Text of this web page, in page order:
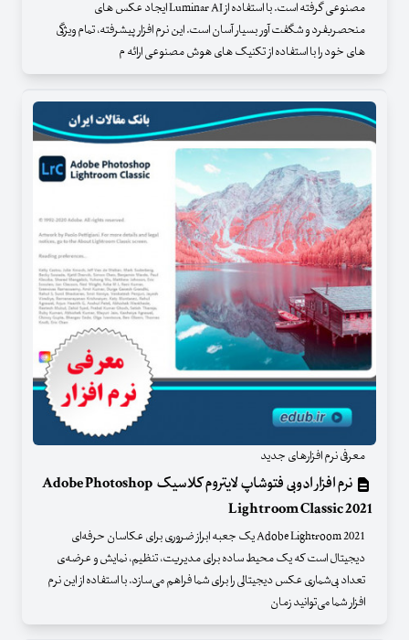
مصنوعی گرفته است. با استفاده از Luminar AI ایجاد عکس های
منحصربفرد و شگفت آور بسیار آسان است. این نرم افزار پیشرفته، تمام ویژگی
های خود را با استفاده از تکنیک های هوش مصنوعی ارائه م
معرفی نرم افزارهای جدید
نرم افزار ادوبی فتوشاپ لایتروم کلاسیک Adobe Photoshop
Lightroom Classic 2021
Adobe Lightroom 2021 یک جعبه ابراز ضروری برای عکاسان حرفه‌ای
دیجیتال است که یک محیط ساده برای مدیریت، تنظیم، نمایش و عرضه‌ی
تعداد بی‌شماری عکس دیجیتالی را برای شما فراهم می‌سازد. با استفاده از این نرم
افزار شما می‌توانید زمان